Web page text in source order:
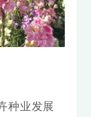
种业发展